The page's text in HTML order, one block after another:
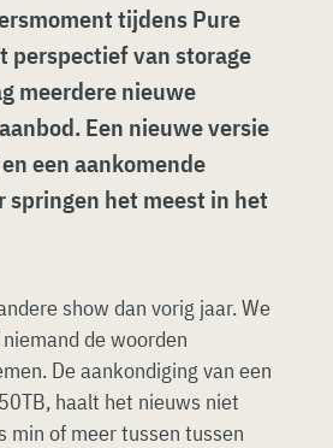
tijdens Pure
perspectief van storage
meerdere nieuwe
Een nieuwe versie
een aankomende
het meest in het
show dan vorig jaar. We
de woorden
De aankondiging van een
haalt het nieuws niet
min of meer tussen tussen